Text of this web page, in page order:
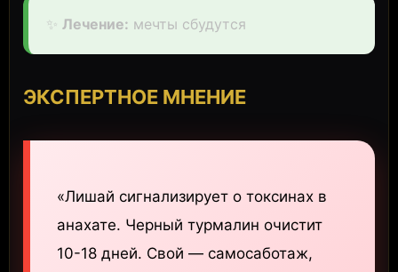
✨ Лечение: мечты сбудутся
ЭКСПЕРТНОЕ МНЕНИЕ
«Лишай сигнализирует о токсинах в
анахате. Черный турмалин очистит
10-18 дней. Свой — самосаботаж,